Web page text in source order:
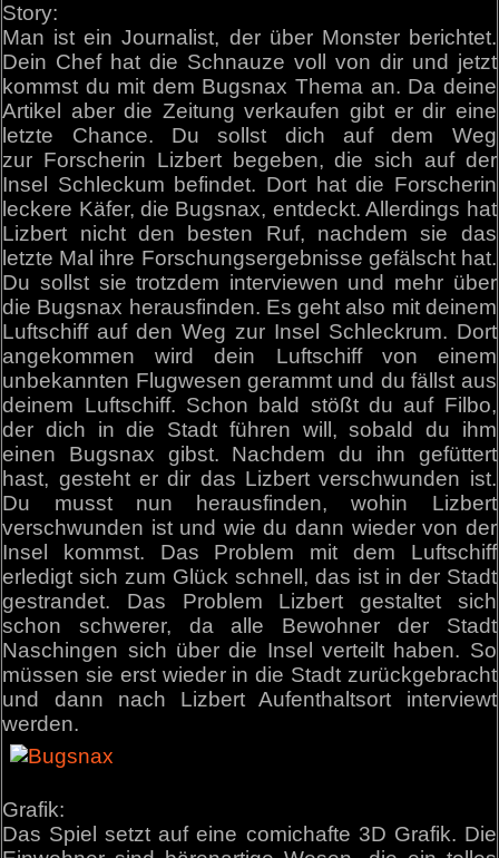
Story:
Man ist ein Journalist, der über Monster berichtet.
Dein Chef hat die Schnauze voll von dir und jetzt
kommst du mit dem Bugsnax Thema an. Da deine
Artikel aber die Zeitung verkaufen gibt er dir eine
letzte Chance. Du sollst dich auf dem Weg
zur Forscherin Lizbert begeben, die sich auf der
Insel Schleckum befindet. Dort hat die Forscherin
leckere Käfer, die Bugsnax, entdeckt. Allerdings hat
Lizbert nicht den besten Ruf, nachdem sie das
letzte Mal ihre Forschungsergebnisse gefälscht hat.
Du sollst sie trotzdem interviewen und mehr über
die Bugsnax herausfinden. Es geht also mit deinem
Luftschiff auf den Weg zur Insel Schleckrum. Dort
angekommen wird dein Luftschiff von einem
unbekannten Flugwesen gerammt und du fällst aus
deinem Luftschiff. Schon bald stößt du auf Filbo,
der dich in die Stadt führen will, sobald du ihm
einen Bugsnax gibst. Nachdem du ihn gefüttert
hast, gesteht er dir das Lizbert verschwunden ist.
Du musst nun herausfinden, wohin Lizbert
verschwunden ist und wie du dann wieder von der
Insel kommst. Das Problem mit dem Luftschiff
erledigt sich zum Glück schnell, das ist in der Stadt
gestrandet. Das Problem Lizbert gestaltet sich
schon schwerer, da alle Bewohner der Stadt
Naschingen sich über die Insel verteilt haben. So
müssen sie erst wieder in die Stadt zurückgebracht
und dann nach Lizbert Aufenthaltsort interviewt
werden.
Grafik:
Das Spiel setzt auf eine comichafte 3D Grafik. Die